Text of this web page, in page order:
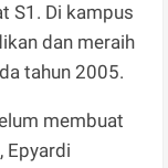
S1. Di kampus
dan meraih
tahun 2005.
membuat
Epyardi